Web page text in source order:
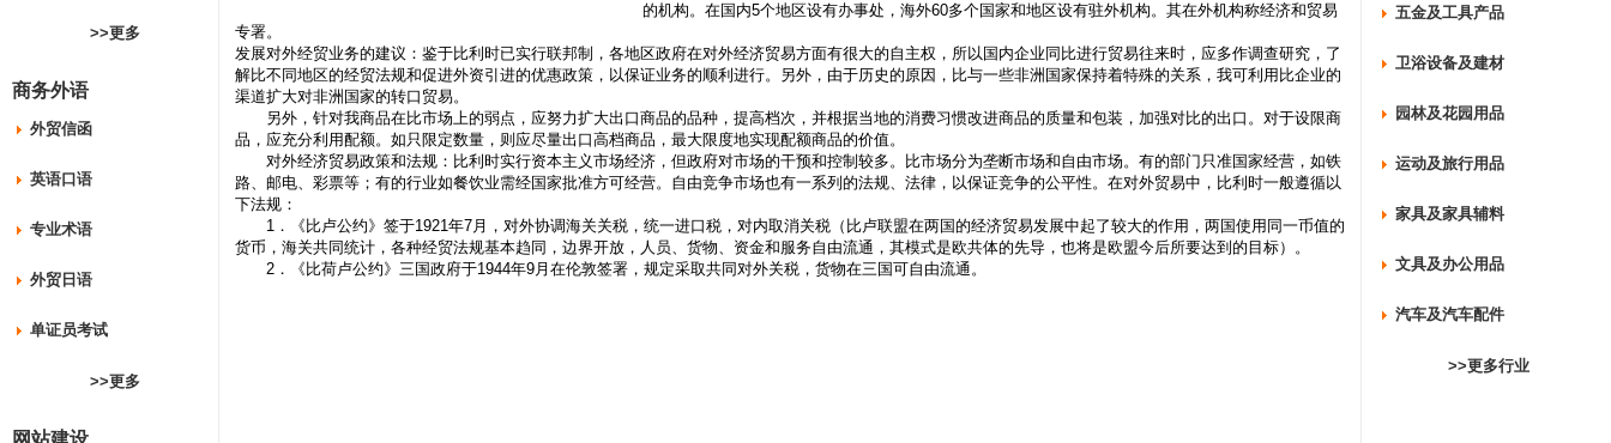
>>更多
商务外语
外贸信函
英语口语
专业术语
外贸日语
单证员考试
>>更多
网站建设
的机构。在国内5个地区设有办事处，海外60多个国家和地区设有驻外机构。其在外机构称经济和贸易
专署。
发展对外经贸业务的建议：鉴于比利时已实行联邦制，各地区政府在对外经济贸易方面有很大的自主权，所以国内企业同比进行贸易往来时，应多作调查研究，了
解比不同地区的经贸法规和促进外资引进的优惠政策，以保证业务的顺利进行。另外，由于历史的原因，比与一些非洲国家保持着特殊的关系，我可利用比企业的
渠道扩大对非洲国家的转口贸易。
另外，针对我商品在比市场上的弱点，应努力扩大出口商品的品种，提高档次，并根据当地的消费习惯改进商品的质量和包装，加强对比的出口。对于设限商
品，应充分利用配额。如只限定数量，则应尽量出口高档商品，最大限度地实现配额商品的价值。
对外经济贸易政策和法规：比利时实行资本主义市场经济，但政府对市场的干预和控制较多。比市场分为垄断市场和自由市场。有的部门只准国家经营，如铁
路、邮电、彩票等；有的行业如餐饮业需经国家批准方可经营。自由竞争市场也有一系列的法规、法律，以保证竞争的公平性。在对外贸易中，比利时一般遵循以
下法规：
1．《比卢公约》签于1921年7月，对外协调海关关税，统一进口税，对内取消关税（比卢联盟在两国的经济贸易发展中起了较大的作用，两国使用同一币值的
货币，海关共同统计，各种经贸法规基本趋同，边界开放，人员、货物、资金和服务自由流通，其模式是欧共体的先导，也将是欧盟今后所要达到的目标）。
2．《比荷卢公约》三国政府于1944年9月在伦敦签署，规定采取共同对外关税，货物在三国可自由流通。
五金及工具产品
卫浴设备及建材
园林及花园用品
运动及旅行用品
家具及家具辅料
文具及办公用品
汽车及汽车配件
>>更多行业